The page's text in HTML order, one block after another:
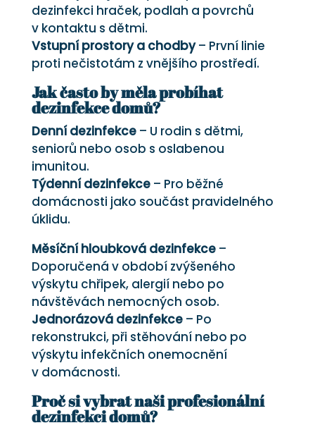
dezinfekci hraček, podlah a povrchů
v kontaktu s dětmi.
Vstupní prostory a chodby– První linie
proti nečistotám z vnějšího prostředí.
Jak často by měla probíhat
dezinfekce domů?
Denní dezinfekce– U rodin s dětmi,
seniorů nebo osob s oslabenou
imunitou.
Týdenní dezinfekce– Pro běžné
domácnosti jako součást pravidelného
úklidu.
Měsíční hloubková dezinfekce–
Doporučená v období zvýšeného
výskytu chřipek, alergií nebo po
návštěvách nemocných osob.
Jednorázová dezinfekce– Po
rekonstrukci, při stěhování nebo po
výskytu infekčních onemocnění
v domácnosti.
Proč si vybrat naši profesionální
dezinfekci domů?